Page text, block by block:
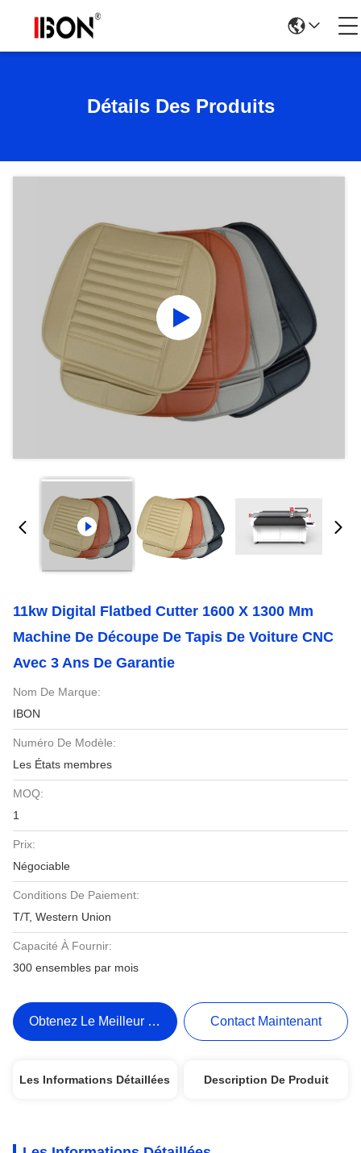
Détails Des Produits
11kw Digital Flatbed Cutter 1600 X 1300 Mm
Machine De Découpe De Tapis De Voiture CNC
Avec 3 Ans De Garantie
Nom De Marque:
IBON
Numéro De Modèle:
Les États membres
MOQ:
1
Prix:
Négociable
Conditions De Paiement:
T/T, Western Union
Capacité À Fournir:
300 ensembles par mois
Obtenez Le Meilleur Prix Contact Maintenant
Les Informations Détaillées Description De Produit